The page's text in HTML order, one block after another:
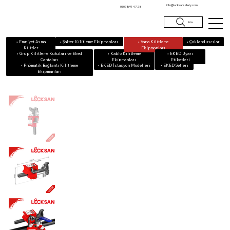
0507 891 47 28 info@locksansafety.com
Ara
• Emniyet Asma
Kilitler
• Grup Kilitleme Kutuları ve Eked
Çantaları
• Şalter Kilitleme Ekipmanları
• Kablo Kilitleme
Ekipmanları
• Vana Kilitleme
Ekipmanları
• Pnömatik Bağlantı Kilitleme
Ekipmanları
• Çoklandırıcılar
• EKED Uyarı
Etiketleri
• EKED Setleri
• EKED İstasyon Modelleri